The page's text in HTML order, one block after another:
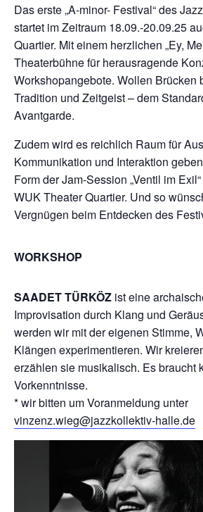
Das erste „A-minor- Festival“ des
startet im Zeitraum 18.09.-20.09.25
Quartier. Mit einem herzlichen „Ey,
Theaterbühne für herausragende
Workshopangebote. Wollen Brücken
Tradition und Zeitgeist – dem
Avantgarde.
Zudem wird es reichlich Raum für
Kommunikation und Interaktion
Form der Jam-Session „Ventil im
WUK Theater Quartier. Und so
Vergnügen beim Entdecken des
WORKSHOP
SAADET TÜRKÖZ ist eine
Improvisation durch Klang und
werden wir mit der eigenen Stimme,
Klängen experimentieren. Wir
erzählen sie musikalisch. Es braucht
Vorkenntnisse.
* wir bitten um Voranmeldung unter
vinzenz.wieg@jazzkollektiv-halle.de